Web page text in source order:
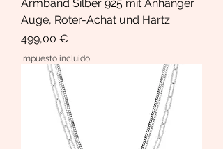
Armband Silber 925 mit Anhänger
Auge, Roter-Achat und Hartz
Precio
499,00 €
Impuesto incluido